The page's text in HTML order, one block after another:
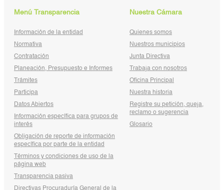
Menú Transparencia
Información de la entidad
Normativa
Contratación
Planeación, Presupuesto e Informes
Trámites
Participa
Datos Abiertos
Información específica para grupos de
interés
Obligación de reporte de información
específica por parte de la entidad
Términos y condiciones de uso de la
página web
Transparencia pasiva
Directivas Procuraduría General de la
Nuestra Cámara
Quienes somos
Nuestros municipios
Junta Directiva
Trabaja con nosotros
Oficina Principal
Nuestra historia
Registre su petición, queja,
reclamo o sugerencia
Glosario